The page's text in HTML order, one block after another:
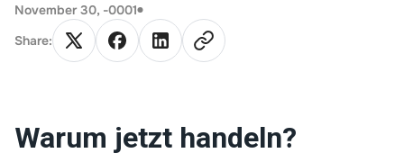
November 30, -0001
Share:
Warum jetzt handeln?